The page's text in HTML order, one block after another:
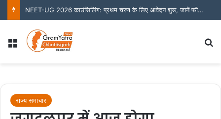
NEET-UG 2026 काउंसिलिंग: प्रथम चरण के लिए आवेदन शुरू, जानें फीस और जरूरी तारीखें
Menu
राज्य समाचार